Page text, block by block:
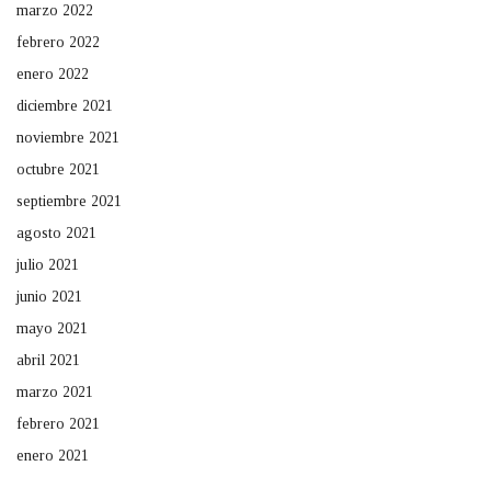
marzo 2022
febrero 2022
enero 2022
diciembre 2021
noviembre 2021
octubre 2021
septiembre 2021
agosto 2021
julio 2021
junio 2021
mayo 2021
abril 2021
marzo 2021
febrero 2021
enero 2021